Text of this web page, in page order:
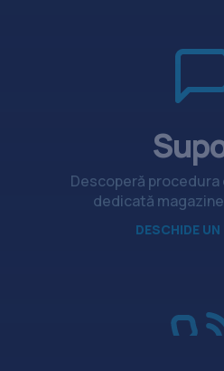
Descoperă
dedicată
DESCHIDE